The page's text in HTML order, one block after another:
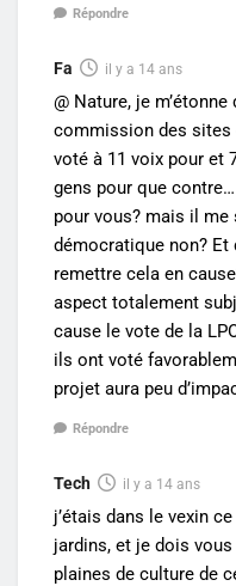
Répondre
Fa il y a 14 ans
@ Nature, je
commission des sites
voté à 11 voix pour et
gens pour que
pour vous? mais il
démocratique non?
remettre cela en
aspect totalement
cause le vote de la
ils ont voté
projet aura peu
Répondre
Tech il y a 14 ans
j’étais dans le vexin
jardins, et je dois
plaines de culture de